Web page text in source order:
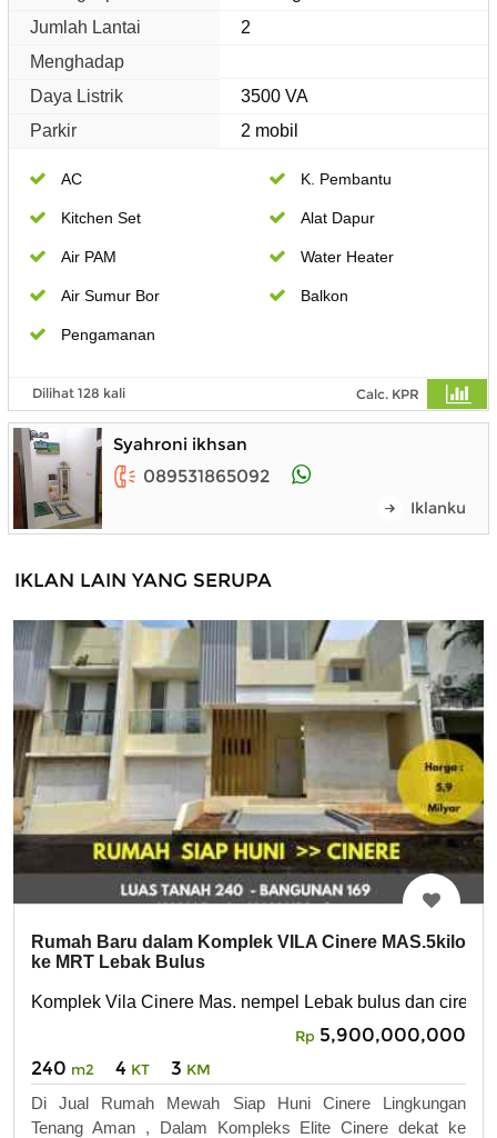
Jumlah Lantai
2
Menghadap
Daya Listrik
3500 VA
Parkir
2 mobil
AC K. Pembantu
Kitchen Set Alat Dapur
Air PAM Water Heater
Air Sumur Bor Balkon
Pengamanan
Dilihat 128 kali Calc. KPR
Syahroni ikhsan
089531865092
Iklanku
IKLAN LAIN YANG SERUPA
Rumah Baru dalam Komplek VILA Cinere MAS.5kilo
ke MRT Lebak Bulus
Komplek Vila Cinere Mas. nempel Lebak bulus dan
Rp 5,900,000,000
240 m2 4 KT 3 KM
Di Jual Rumah Mewah Siap Huni Cinere Lingkungan
Tenang Aman , Dalam Kompleks Elite Cinere dekat ke